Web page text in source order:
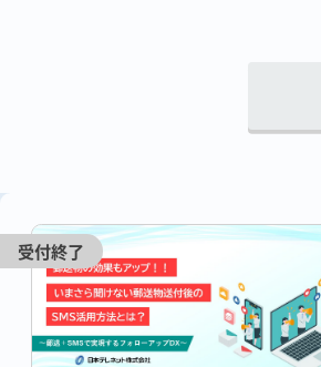
発注書/見積書